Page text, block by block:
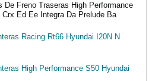
De Freno Traseras High Performance
Ed Ee Integra Da Prelude Ba
Racing Rt66 Hyundai I20N N
High Performance S50 Hyundai